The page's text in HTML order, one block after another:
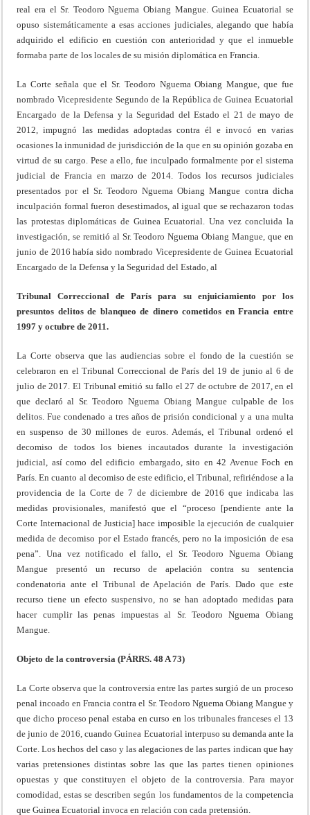
real era el Sr. Teodoro Nguema Obiang Mangue. Guinea Ecuatorial se
opuso sistemáticamente a esas acciones judiciales, alegando que había
adquirido el edificio en cuestión con anterioridad y que el inmueble
formaba parte de los locales de su misión diplomática en Francia.
La Corte señala que el Sr. Teodoro Nguema Obiang Mangue, que fue
nombrado Vicepresidente Segundo de la República de Guinea Ecuatorial
Encargado de la Defensa y la Seguridad del Estado el 21 de mayo de
2012, impugnó las medidas adoptadas contra él e invocó en varias
ocasiones la inmunidad de jurisdicción de la que en su opinión gozaba en
virtud de su cargo. Pese a ello, fue inculpado formalmente por el sistema
judicial de Francia en marzo de 2014. Todos los recursos judiciales
presentados por el Sr. Teodoro Nguema Obiang Mangue contra dicha
inculpación formal fueron desestimados, al igual que se rechazaron todas
las protestas diplomáticas de Guinea Ecuatorial. Una vez concluida la
investigación, se remitió al Sr. Teodoro Nguema Obiang Mangue, que en
junio de 2016 había sido nombrado Vicepresidente de Guinea Ecuatorial
Encargado de la Defensa y la Seguridad del Estado, al
Tribunal Correccional de París para su enjuiciamiento por los
presuntos delitos de blanqueo de dinero cometidos en Francia entre
1997 y octubre de 2011.
La Corte observa que las audiencias sobre el fondo de la cuestión se
celebraron en el Tribunal Correccional de París del 19 de junio al 6 de
julio de 2017. El Tribunal emitió su fallo el 27 de octubre de 2017, en el
que declaró al Sr. Teodoro Nguema Obiang Mangue culpable de los
delitos. Fue condenado a tres años de prisión condicional y a una multa
en suspenso de 30 millones de euros. Además, el Tribunal ordenó el
decomiso de todos los bienes incautados durante la investigación
judicial, así como del edificio embargado, sito en 42 Avenue Foch en
París. En cuanto al decomiso de este edificio, el Tribunal, refiriéndose a la
providencia de la Corte de 7 de diciembre de 2016 que indicaba las
medidas provisionales, manifestó que el “proceso [pendiente ante la
Corte Internacional de Justicia] hace imposible la ejecución de cualquier
medida de decomiso por el Estado francés, pero no la imposición de esa
pena”. Una vez notificado el fallo, el Sr. Teodoro Nguema Obiang
Mangue presentó un recurso de apelación contra su sentencia
condenatoria ante el Tribunal de Apelación de París. Dado que este
recurso tiene un efecto suspensivo, no se han adoptado medidas para
hacer cumplir las penas impuestas al Sr. Teodoro Nguema Obiang
Mangue.
Objeto de la controversia (PÁRRS. 48 A 73)
La Corte observa que la controversia entre las partes surgió de un proceso
penal incoado en Francia contra el Sr. Teodoro Nguema Obiang Mangue y
que dicho proceso penal estaba en curso en los tribunales franceses el 13
de junio de 2016, cuando Guinea Ecuatorial interpuso su demanda ante la
Corte. Los hechos del caso y las alegaciones de las partes indican que hay
varias pretensiones distintas sobre las que las partes tienen opiniones
opuestas y que constituyen el objeto de la controversia. Para mayor
comodidad, estas se describen según los fundamentos de la competencia
que Guinea Ecuatorial invoca en relación con cada pretensión.